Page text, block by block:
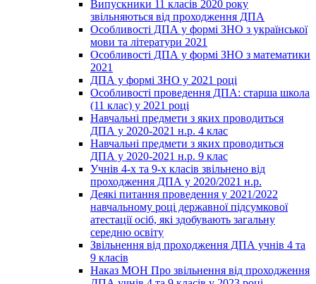
Випускники 11 класів 2020 року
звільняються від проходження ДПА
Особливості ДПА у формі ЗНО з української
мови та літератури 2021
Особливості ДПА у формі ЗНО з математики
2021
ДПА у формі ЗНО у 2021 році
Особливості проведення ДПА: старша школа
(11 клас) у 2021 році
Навчальні предмети з яких проводиться
ДПА у 2020-2021 н.р. 4 клас
Навчальні предмети з яких проводиться
ДПА у 2020-2021 н.р. 9 клас
Учнів 4-х та 9-х класів звільнено від
проходження ДПА у 2020/2021 н.р.
Деякі питання проведення у 2021/2022
навчальному році державної підсумкової
атестації осіб, які здобувають загальну
середню освіту
Звільнення від проходження ДПА учнів 4 та
9 класів
Наказ МОН Про звільнення від проходження